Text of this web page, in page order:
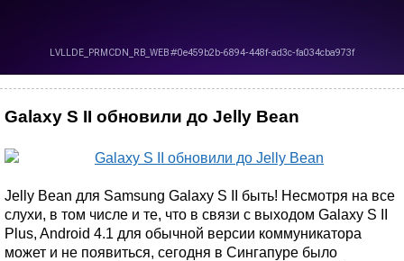
Galaxy S II обновили до Jelly Bean
Jelly Bean для Samsung Galaxy S II быть! Несмотря на все
слухи, в том числе и те, что в связи с выходом Galaxy S II
Plus, Android 4.1 для обычной версии коммуникатора
может и не появиться, сегодня в Сингапуре было